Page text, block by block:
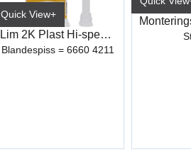
Quick View+
Lim 2K Plast Hi-speed K153
Blandespiss = 6660 4211